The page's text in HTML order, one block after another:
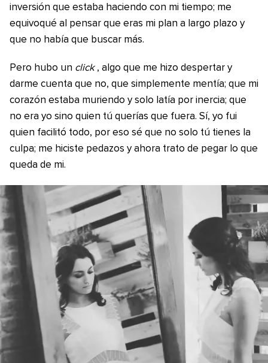
inversión que estaba haciendo con mi tiempo; me
equivoqué al pensar que eras mi plan a largo plazo y
que no había que buscar más.
Pero hubo un click , algo que me hizo despertar y
darme cuenta que no, que simplemente mentía; que mi
corazón estaba muriendo y solo latía por inercia; que
no era yo sino quien tú querías que fuera. Sí, yo fui
quien facilitó todo, por eso sé que no solo tú tienes la
culpa; me hiciste pedazos y ahora trato de pegar lo que
queda de mi.